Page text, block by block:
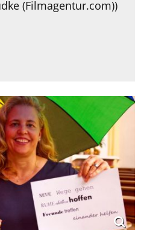
(Filmagentur.com))